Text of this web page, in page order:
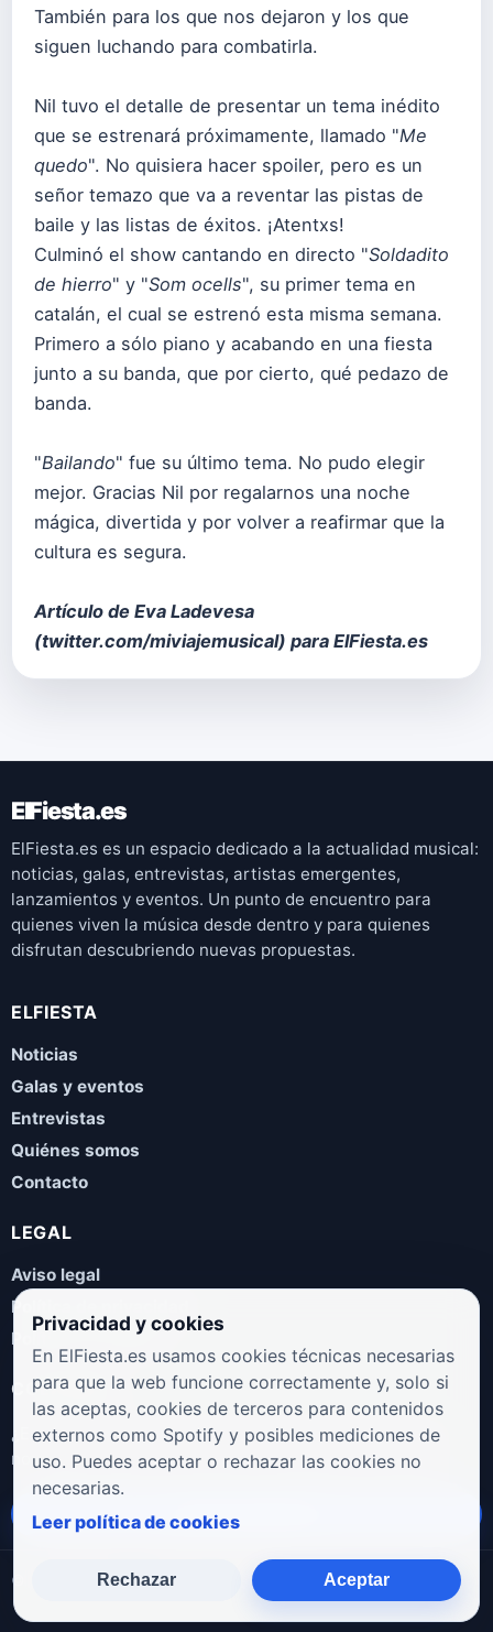
También para los que nos dejaron y los que
siguen luchando para combatirla.
Nil tuvo el detalle de presentar un tema inédito
que se estrenará próximamente, llamado "Me
quedo". No quisiera hacer spoiler, pero es un
señor temazo que va a reventar las pistas de
baile y las listas de éxitos. ¡Atentxs!
Culminó el show cantando en directo "Soldadito
de hierro" y "Som ocells", su primer tema en
catalán, el cual se estrenó esta misma semana.
Primero a sólo piano y acabando en una fiesta
junto a su banda, que por cierto, qué pedazo de
banda.
"Bailando" fue su último tema. No pudo elegir
mejor. Gracias Nil por regalarnos una noche
mágica, divertida y por volver a reafirmar que la
cultura es segura.
Artículo de Eva Ladevesa
(twitter.com/miviajemusical) para ElFiesta.es
ElFiesta.es
ElFiesta.es es un espacio dedicado a la actualidad musical:
noticias, galas, entrevistas, artistas emergentes,
lanzamientos y eventos. Un punto de encuentro para
quienes viven la música desde dentro y para quienes
disfrutan descubriendo nuevas propuestas.
ELFIESTA
Noticias
Galas y eventos
Entrevistas
Quiénes somos
Contacto
LEGAL
Aviso legal
Política de privacidad
Política de cookies
COLABORA
¿Eres artista, manager, sello o promotor? Envíanos tus
novedades, galas, entrevistas o propuestas musicales.
Enviar propuesta
© 2026 ElFiesta.es Noticias · Galas · Entrevistas · Música
Privacidad y cookies
En ElFiesta.es usamos cookies técnicas necesarias
para que la web funcione correctamente y, solo si
las aceptas, cookies de terceros para contenidos
externos como Spotify y posibles mediciones de
uso. Puedes aceptar o rechazar las cookies no
necesarias.
Leer política de cookies
Rechazar Aceptar